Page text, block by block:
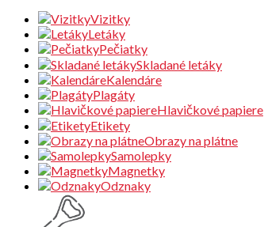
Vizitky
Letáky
Pečiatky
Skladané letáky
Kalendáre
Plagáty
Hlavičkové papiere
Etikety
Obrazy na plátne
Samolepky
Magnetky
Odznaky